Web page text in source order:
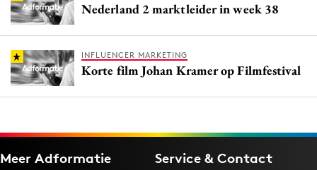
Nederland 2 marktleider in week 38
INFLUENCER MARKETING
Korte film Johan Kramer op Filmfestival
Meer Adformatie Service & Contact